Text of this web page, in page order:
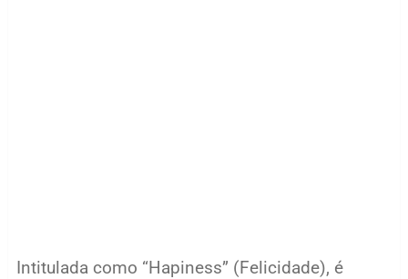
Intitulada como “Hapiness” (Felicidade), é